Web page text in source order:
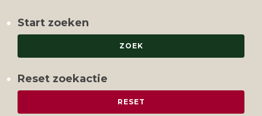
Start zoeken
Reset zoekactie